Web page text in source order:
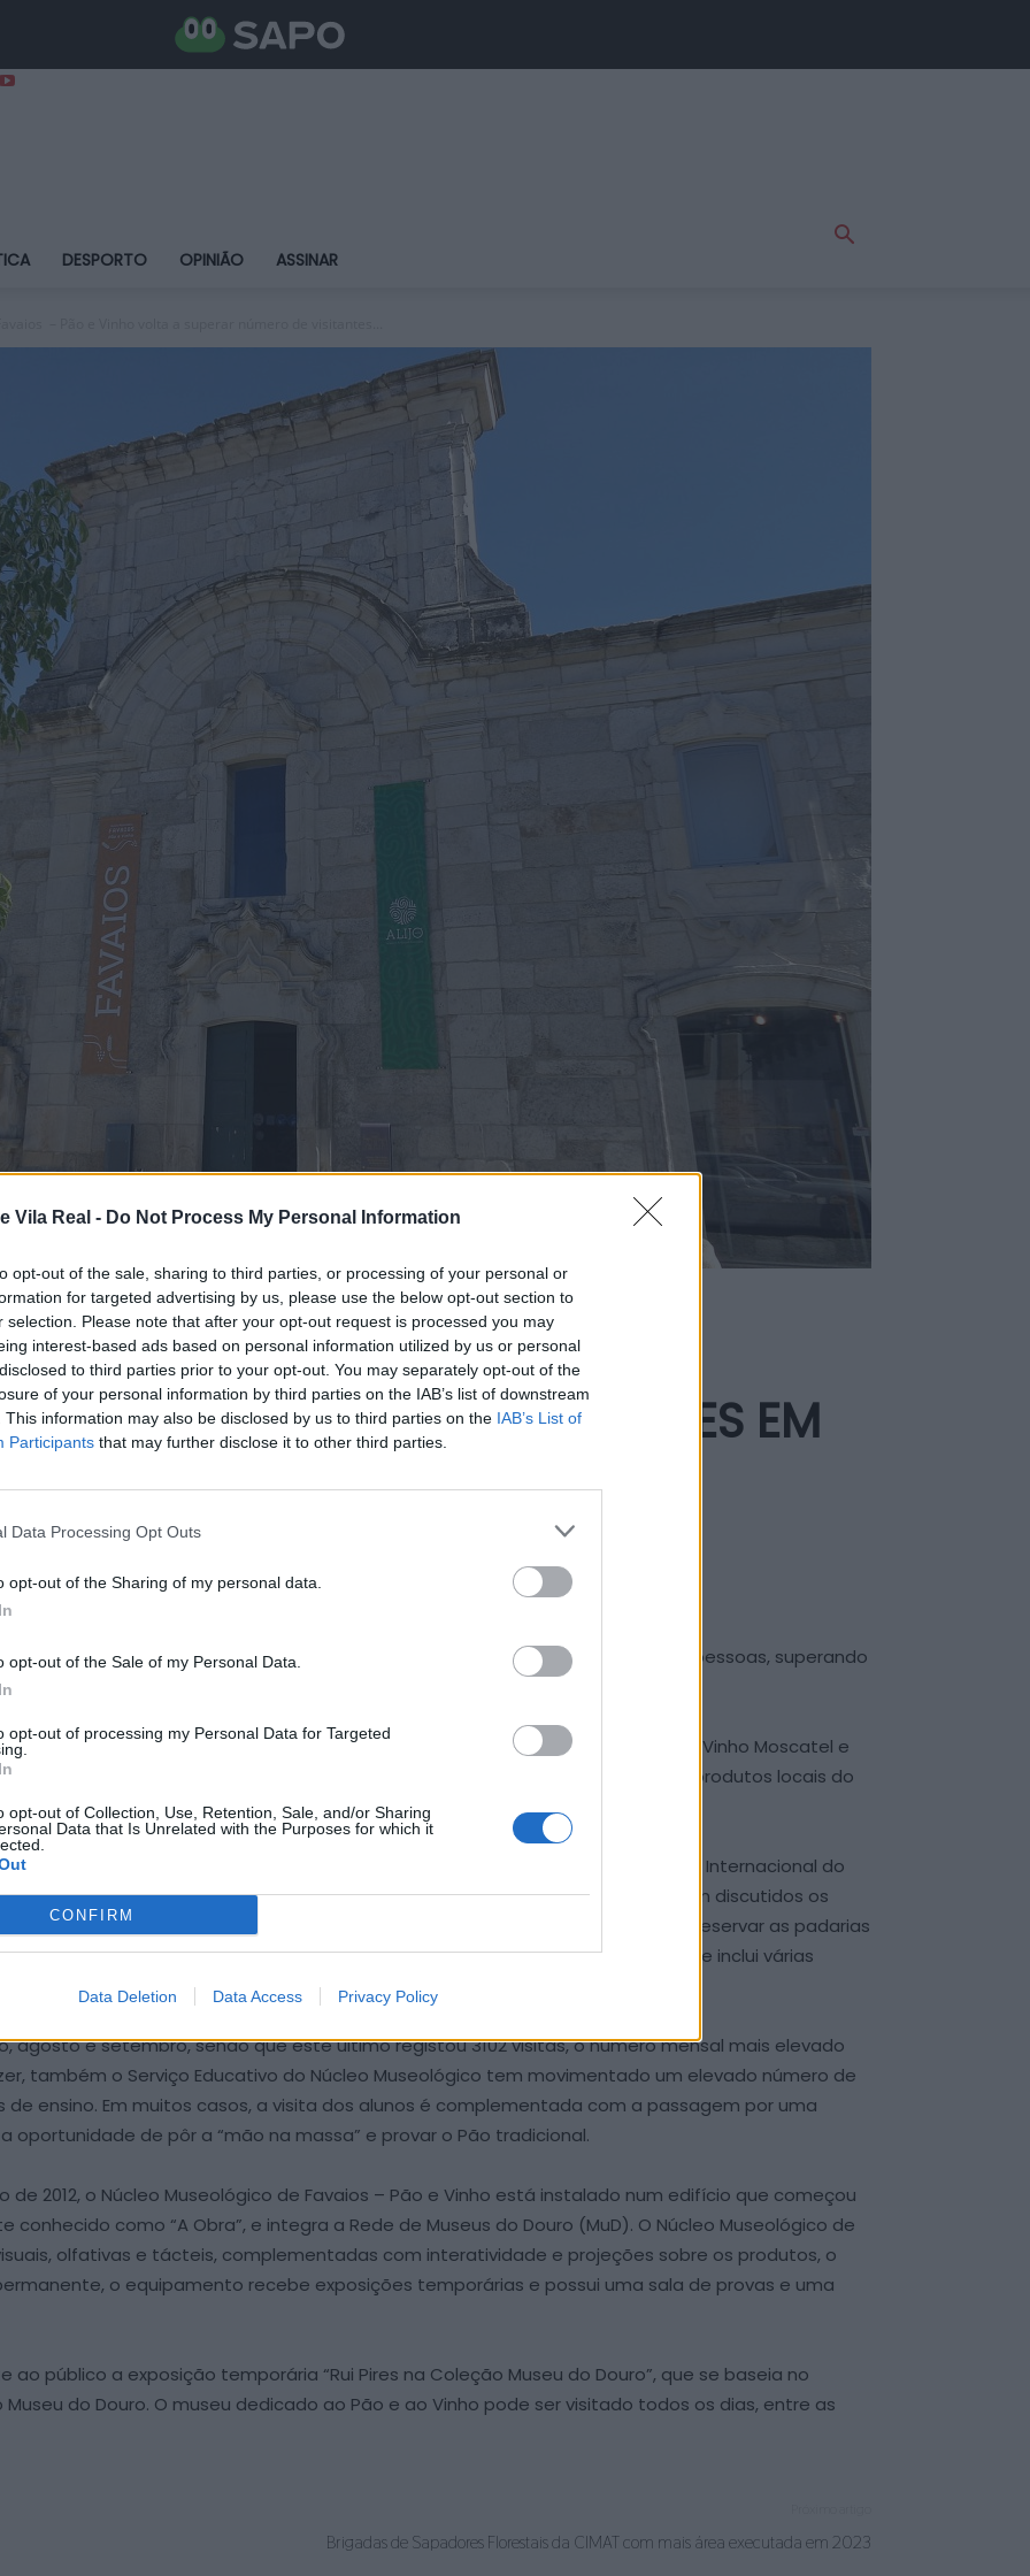
Vila Real - Do Not Process My Personal Information
opt-out of the sale, sharing to third parties, or processing of your personal or
for targeted advertising by us, please use the below opt-out section to
selection. Please note that after your opt-out request is processed you may
interest-based ads based on personal information utilized by us or personal
to third parties prior to your opt-out. You may separately opt-out of the
of your personal information by third parties on the IAB’s list of downstream
This information may also be disclosed by us to third parties on the IAB’s List of
Participants that may further disclose it to other third parties.
Data Processing Opt Outs
opt-out of the Sharing of my personal data.
opt-out of the Sale of my Personal Data.
opt-out of processing my Personal Data for Targeted
opt-out of Collection, Use, Retention, Sale, and/or Sharing
Data that Is Unrelated with the Purposes for which it
CONFIRM
Data Deletion Data Access Privacy Policy
DESPORTO OPINIÃO ASSINAR
DE FAVAIOS – PÃO E
NÚMERO DE VISITANTES EM
– Pão e Vinho, situado no Concelho de Alijó, recebeu a visita de cerca de 24 mil pessoas, superando
anos anteriores.
obrigatória no Concelho de Alijó, dedica-se à interpretação da história do Vinho Moscatel e
tradicional, dando a conhecer as tradições e processos associados a estes produtos locais do
de Favaios promoveu vários eventos, com destaque para a celebração do Dia Internacional do
da panificação no Concelho. Com o mote “As voltas que o pão dá”, foram discutidos os
o futuro da profissão de padeiro/padeira e os caminhos a seguir para preservar as padarias
também foi assinalado com a Oficina “Voltas à Massa”, dirigida a crianças, que inclui várias
agosto e setembro, sendo que este último registou 3102 visitas, o número mensal mais elevado
também o Serviço Educativo do Núcleo Museológico tem movimentado um elevado número de
ensino. Em muitos casos, a visita dos alunos é complementada com a passagem por uma
oportunidade de pôr a “mão na massa” e provar o Pão tradicional.
de 2012, o Núcleo Museológico de Favaios – Pão e Vinho está instalado num edifício que começou
conhecido como “A Obra”, e integra a Rede de Museus do Douro (MuD). O Núcleo Museológico de
olfativas e tácteis, complementadas com interatividade e projeções sobre os produtos, o
o equipamento recebe exposições temporárias e possui uma sala de provas e uma
público a exposição temporária “Rui Pires na Coleção Museu do Douro”, que se baseia no
do Douro. O museu dedicado ao Pão e ao Vinho pode ser visitado todos os dias, entre as
Brigadas de Sapadores Florestais da CIMAT com mais área executada em 2023